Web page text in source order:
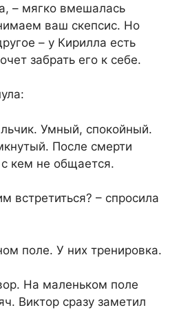
– мягко вмешалась
ваш скепсис. Но
– у Кирилла есть
забрать его к себе.
Умный, спокойный.
После смерти
кем не общается.
– спросила
поле. У них тренировка.
На маленьком поле
Виктор сразу заметил